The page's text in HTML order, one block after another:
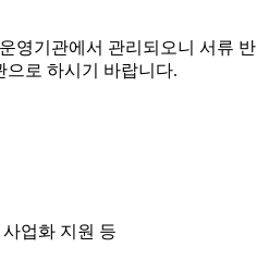
영기관에서 관리되오니 서류 반
으로 하시기 바랍니다.
업화 지원 등